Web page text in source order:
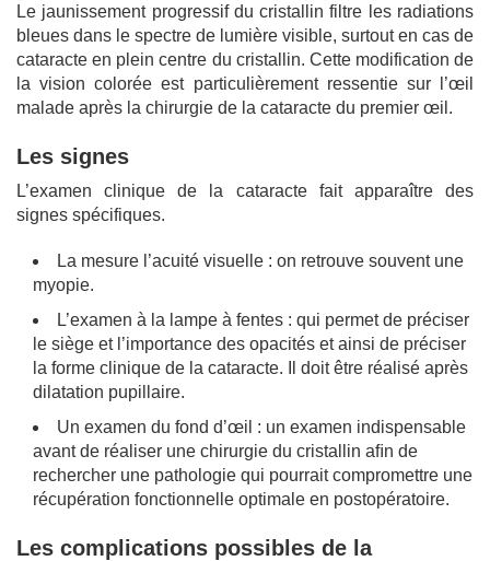
Le jaunissement progressif du cristallin filtre les radiations
bleues dans le spectre de lumière visible, surtout en cas de
cataracte en plein centre du cristallin. Cette modification de
la vision colorée est particulièrement ressentie sur l’œil
malade après la chirurgie de la cataracte du premier œil.
Les signes
L’examen clinique de la cataracte fait apparaître des
signes spécifiques.
La mesure l’acuité visuelle : on retrouve souvent une
myopie.
L’examen à la lampe à fentes : qui permet de préciser
le siège et l’importance des opacités et ainsi de préciser
la forme clinique de la cataracte. Il doit être réalisé après
dilatation pupillaire.
Un examen du fond d’œil : un examen indispensable
avant de réaliser une chirurgie du cristallin aﬁn de
rechercher une pathologie qui pourrait compromettre une
récupération fonctionnelle optimale en postopératoire.
Les complications possibles de la